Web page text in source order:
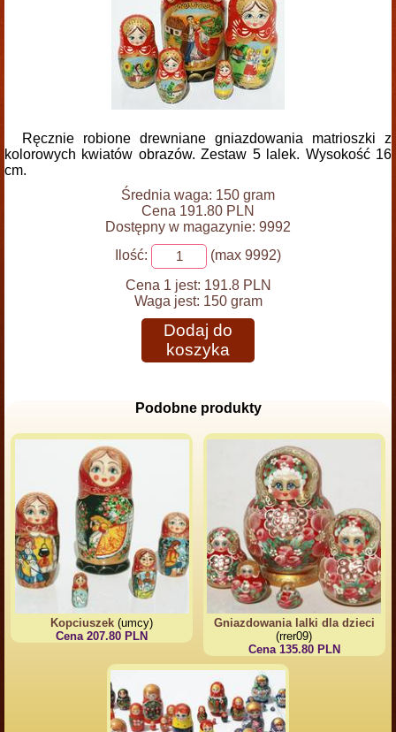
Ręcznie robione drewniane gniazdowania matrioszki z
kolorowych kwiatów obrazów. Zestaw 5 lalek. Wysokość 16
cm.
Średnia waga: 150 gram
Cena 191.80 PLN
Dostępny w magazynie: 9992
Ilość:
(max 9992)
Cena 1 jest: 191.8 PLN
Waga jest: 150 gram
Dodaj do
koszyka
Podobne produkty
Kopciuszek (umcy)
Cena 207.80 PLN
Gniazdowania lalki dla dzieci
(rrer09)
Cena 135.80 PLN